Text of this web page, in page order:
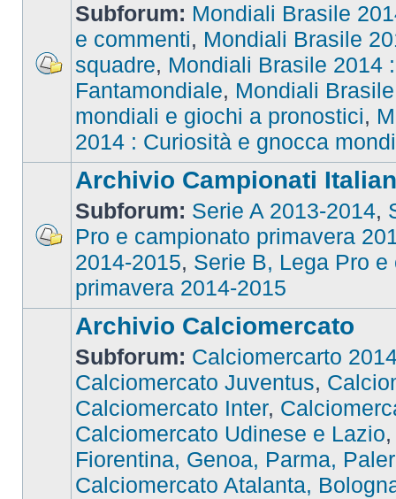
Subforum: Mondiali Brasile
e commenti, Mondiali Brasile
squadre, Mondiali Brasile 2014
Fantamondiale, Mondiali
mondiali e giochi a pronostici,
2014 : Curiosità e gnocca
Archivio Campionati
Subforum: Serie A 2013-2014,
Pro e campionato primavera
2014-2015, Serie B, Lega Pro e
primavera 2014-2015
Archivio Calciomercato
Subforum: Calciomercarto
Calciomercato Juventus,
Calciomercato Inter,
Calciomercato Udinese e Lazio
Fiorentina, Genoa, Parma,
Calciomercato Atalanta,